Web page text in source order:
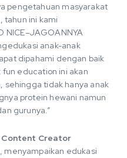
pengetahuan masyarakat
tahun ini kami
NICE–JAGOANNYA
anak-anak
dipahami dengan baik
fun education ini akan
sehingga tidak hanya anak
protein hewani namun
gurunya.”
Content Creator
menyampaikan edukasi